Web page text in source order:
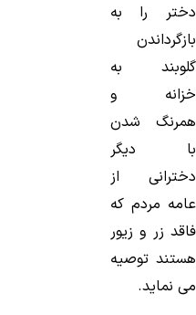
دختر را به
بازگرداندن
گلوبند به
خزانه و
همرنگ شدن
با دیگر
دخترانی از
عامه مردم كه
فاقد زر و زیور
هستند توصیه
می نماید.